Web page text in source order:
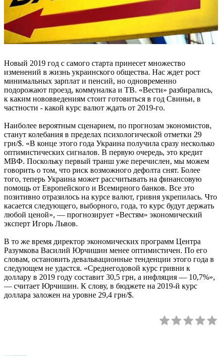
Новый 2019 год с самого старта принесет множество
изменений в жизнь украинского общества. Нас ждет рост
минимальных зарплат и пенсий, но одновременно
подорожают проезд, коммуналка и ТВ. «Вести» разбирались,
к каким нововведениям стоит готовиться в год Свиньи, в
частности - какой курс валют ждать от 2019-го.
Наиболее вероятным сценарием, по прогнозам экономистов,
станут колебания в пределах психологической отметки 29
грн/$. «В конце этого года Украина получила сразу несколько
оптимистических сигналов. В первую очередь, это кредит
МВФ. Поскольку первый транш уже перечислен, мы можем
говорить о том, что риск возможного дефолта снят. Более
того, теперь Украина может рассчитывать на финансовую
помощь от Европейского и Всемирного банков. Все это
позитивно отразилось на курсе валют, гривня укрепилась. Что
касается следующего, выборного, года, то курс будут держать
любой ценой», — прогнозирует «Вестям» экономический
эксперт Игорь Львов.
В то же время директор экономических программ Центра
Разумкова Василий Юрчишин менее оптимистичен. По его
словам, остановить девальвационные тенденции этого года в
следующем не удастся. «Среднегодовой курс гривни к
доллару в 2019 году составит 30,5 грн, а инфляция — 10,7%»,
— считает Юрчишин. К слову, в бюджете на 2019-й курс
доллара заложен на уровне 29,4 грн/$.